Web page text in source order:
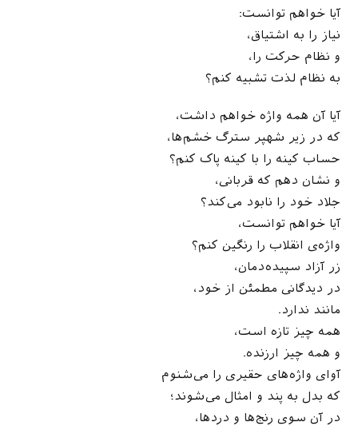
آیا خواهم توانست:
نیاز را به اشتیاق،
و نظام حرکت را،
به نظام لذت تشبیه کنم؟
آیا آن همه واژه خواهم داشت،
که در زیر شهپر سترگ خشم‌ها،
حساب کینه را با کینه پاک کنم؟
و نشان دهم که قربانی،
جلاد خود را نابود می‌کند؟
آیا خواهم توانست،
واژه‌ی انقلاب را رنگین کنم؟
زر آزاد سپیده‌دمان،
در دیدگانی مطمئن از خود،
مانند ندارد.
همه چیز تازه است،
و همه چیز ارزنده.
آوای واژه‌های حقیری را می‌شنوم
که بدل به پند و امثال می‌شوند؛
در آن سوی رنج‌ها و دردها،